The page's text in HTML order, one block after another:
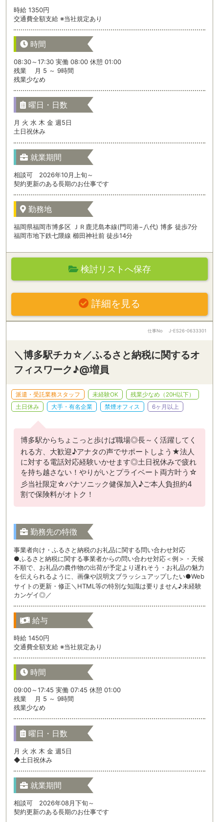
時給 1350円
交通費全額支給 ※当社規定あり
時間
08:30～17:30 実働 08:00 休憩 01:00
残業 月 5 ～ 9時間
残業少なめ
曜日・日数
月 火 水 木 金 週5日
土日祝休み
就業期間
相談可 2026年10月上旬～
契約更新のある長期のお仕事です
勤務地
福岡県福岡市博多区 ＪＲ鹿児島本線(門司港−八代) 博多 徒歩7分
福岡市地下鉄七隈線 櫛田神社前 徒歩14分
検討リストへ保存
詳細を見る
仕事No J-ES26-0633301
＼博多駅チカ☆／ふるさと納税に関するオ
フィスワーク♪@増員
派遣・受託業務スタッフ 未経験OK
残業少なめ（20H以下）
土日休み
大手・有名企業 禁煙オフィス 6ヶ月以上
博多駅からちょこっと歩けば職場◎長～く活躍してく
れる方、大歓迎♪アナタの声でサポートしよう★法人
に対する電話対応経験いかせます◎土日祝休みで疲れ
を持ち越さない！やりがいとプライベート両方叶う☆
彡当社限定☆パナソニック健保加入♪ご本人負担約4
割で保険料がオトク！
勤務先の特徴
事業者向け・ふるさと納税のお礼品に関する問い合わせ対応
●ふるさと納税に関する事業者からの問い合わせ対応＜例＞・天候
不順で、お礼品の農作物の出荷が予定より遅れそう・お礼品の魅力
を伝えられるように、画像や説明文ブラッシュアップしたい●Web
サイトの更新・修正＼HTML等の特別な知識は要りません♪未経験
カンゲイ◎／
給与
時給 1450円
交通費全額支給 ※当社規定あり
時間
09:00～17:45 実働 07:45 休憩 01:00
残業 月 5 ～ 9時間
残業少なめ
曜日・日数
月 火 水 木 金 週5日
◆土日祝休み
就業期間
相談可 2026年08月下旬～
契約更新のある長期のお仕事です